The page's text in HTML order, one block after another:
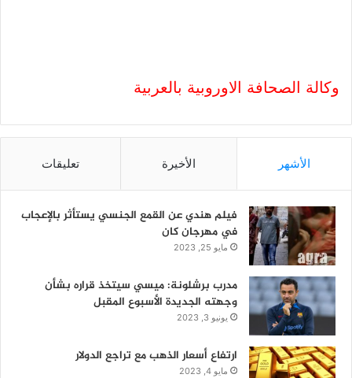
وكالة الصحافة الاوروبية بالعربية
الأشهر الأخيرة تعليقات
فيلم هندي عن القمع الجنسي يستأثر بالإعجاب
في مهرجان كان
مايو 25, 2023
مدرب برشلونة: ميسي سيتخذ قراره بشأن
وجهته الجديدة الأسبوع المقبل
يونيو 3, 2023
ارتفاع أسعار الذهب مع تراجع الدولار
مايو 4, 2023